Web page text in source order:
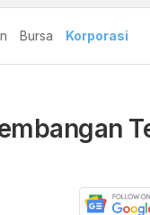
Bursa Korporasi